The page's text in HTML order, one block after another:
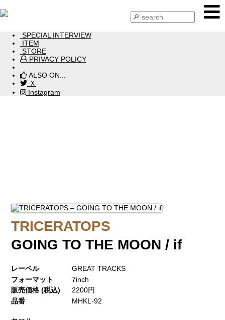
SPECIAL INTERVIEW
ITEM
STORE
PRIVACY POLICY
ALSO ON...
Ｘ
Instagram
TRICERATOPS
GOING TO THE MOON / if
レーベル
GREAT TRACKS
フォーマット
7inch
販売価格 (税込)
2200円
品番
MHKL-92